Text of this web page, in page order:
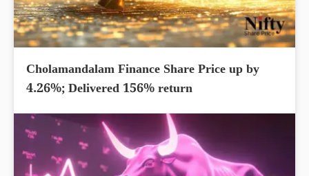
Cholamandalam Finance Share Price up by
4.26%; Delivered 156% return